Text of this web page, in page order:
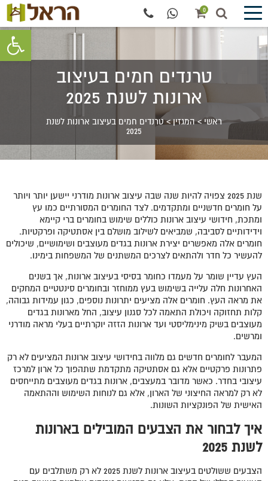
פתח
0
טרנדים חמים בעיצוב
ארונות לשנת 2025
ראשי>המגזין>טרנדים חמים בעיצוב ארונות לשנת
2025
שנת 2025 צפויה להיות שנה שבה עיצוב ארונות מודרני יישען יותר ויותר
על חומרים חדשניים ומתקדמים. לצד החומרים המסורתיים כמו עץ
ומתכת, חידושי עיצוב ארונות כוללים שימוש בחומרים ברי קיימא
וידידותיים לסביבה, שמביאים לשילוב מושלם בין אסתטיקה ופרקטיות.
חומרים אלה מאפשרים יצירת ארונות בגדים מעוצבים ושימושיים, שיכולים
להעשיר כל חדר ולהתאים לצרכים המשתנים של המשפחות בימינו.
העץ עדיין שומר על מעמדו כחומר בסיסי בעיצוב ארונות, אך בשנים
האחרונות חלה עלייה בשימוש בעץ ממוחזר ובחומרים סינטטיים המחקים
את מראה העץ. חומרים אלה מציעים יתרונות נוספים, כגון עמידות גבוהה,
קלות תחזוקה ויכולת התאמה לכל סגנון עיצוב, החל מארונות בגדים
מעוצבים בשיק מינימליסטי ועד ארונות הזזה יוקרתיים בעלי מראה מודרני
ומרשים.
המעבר לחומרים חדשים גם מלווה בחידושי עיצוב ארונות המציעים לא רק
פתרונות פרקטיים אלא גם אסתטיקה מתקדמת שתהפוך כל ארון למרכז
עיצובי בחדר. כאשר מדובר במעצבים, ארונות בגדים מעוצבים מתייחסים
לא רק למראה החיצוני של הארון, אלא גם לנוחות השימוש וההתאמה
האישית של הפונקציות השונות.
איך לבחור את הצבעים המובילים בארונות
לשנת 2025
הצבעים ששולטים בעיצוב ארונות לשנת 2025 לא רק משתלבים עם